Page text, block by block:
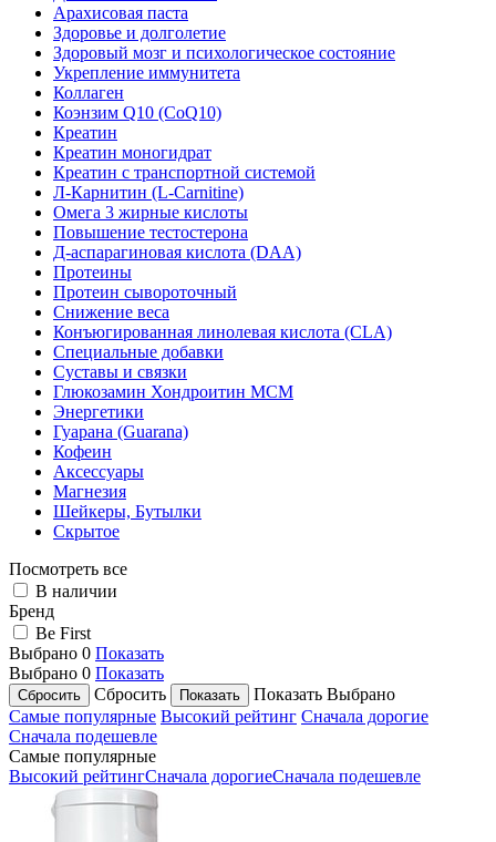
Арахисовая паста
Здоровье и долголетие
Здоровый мозг и психологическое состояние
Укрепление иммунитета
Коллаген
Коэнзим Q10 (CoQ10)
Креатин
Креатин моногидрат
Креатин с транспортной системой
Л-Карнитин (L-Сarnitine)
Омега 3 жирные кислоты
Повышение тестостерона
Д-аспарагиновая кислота (DAA)
Протеины
Протеин сывороточный
Снижение веса
Конъюгированная линолевая кислота (CLA)
Специальные добавки
Суставы и связки
Глюкозамин Хондроитин МСМ
Энергетики
Гуарана (Guarana)
Кофеин
Аксессуары
Магнезия
Шейкеры, Бутылки
Скрытое
Посмотреть все
В наличии
Бренд
Be First
Выбрано 0 Показать
Выбрано 0 Показать
Сбросить
Показать Выбрано
Самые популярные Высокий рейтинг Сначала дорогие
Сначала подешевле
Самые популярные
Высокий рейтингСначала дорогиеСначала подешевле